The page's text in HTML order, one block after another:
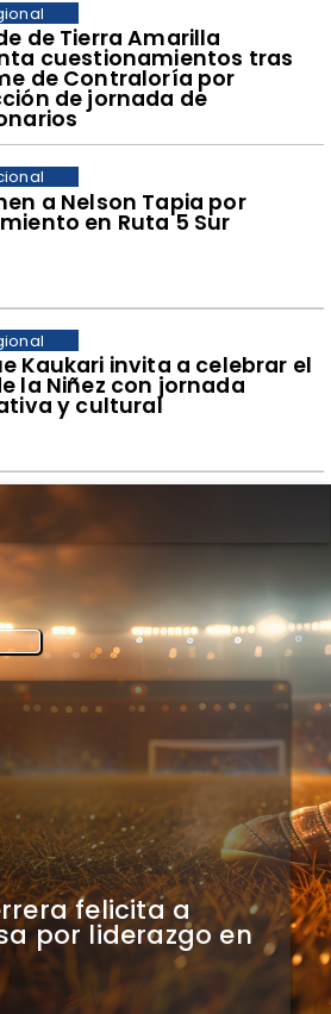
de Tierra Amarilla
cuestionamientos tras
de Contraloría por
de jornada de
a Nelson Tapia por
en Ruta 5 Sur
Kaukari invita a celebrar el
la Niñez con jornada
y cultural
analiza
arquero
en Colo Colo